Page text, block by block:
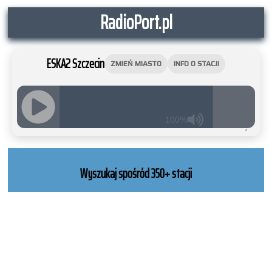
RadioPort.pl
ESKA2 Szczecin ZMIEŃ MIASTO INFO O STACJI
100%
RADIO
WORDPRESS
Wyszukaj spośród 350+ stacji